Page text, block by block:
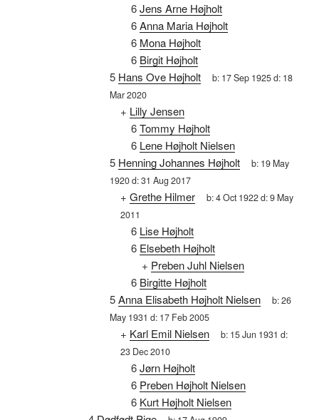
6Jens Arne Højholt
6Anna Maria Højholt
6 Mona Højholt
6 Birgit Højholt
5 Hans Ove Højholt b: 17 Sep 1925d: 18
Mar 2020
+ Lilly Jensen
6Tommy Højholt
6 Lene Højholt Nielsen
5 Henning Johannes Højholt b: 19 May
1920d:31 Aug 2017
+ Grethe Hilmer b:4 Oct 1922d:9 May
2011
6 Lise Højholt
6 Elsebeth Højholt
+ Preben Juhl Nielsen
6 Birgitte Højholt
5Anna Elisabeth Højholt Nielsen b:26
May 1931 d: 17 Feb 2005
+ Karl Emil Nielsen b: 15 Jun 1931 d:
23 Dec 2010
6Jørn Højholt
6 Preben Højholt Nielsen
6 Kurt Højholt Nielsen